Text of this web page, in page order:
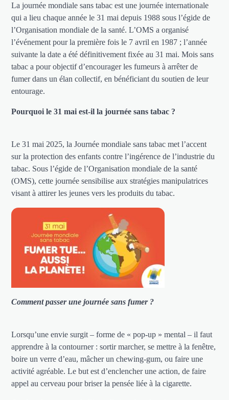
La journée mondiale sans tabac est une journée internationale
qui a lieu chaque année le 31 mai depuis 1988 sous l’égide de
l’Organisation mondiale de la santé. L’OMS a organisé
l’événement pour la première fois le 7 avril en 1987 ; l’année
suivante la date a été définitivement fixée au 31 mai. Mois sans
tabac a pour objectif d’encourager les fumeurs à arrêter de
fumer dans un élan collectif, en bénéficiant du soutien de leur
entourage.
Pourquoi le 31 mai est-il la journée sans tabac ?
Le 31 mai 2025, la Journée mondiale sans tabac met l’accent
sur la protection des enfants contre l’ingérence de l’industrie du
tabac. Sous l’égide de l’Organisation mondiale de la santé
(OMS), cette journée sensibilise aux stratégies manipulatrices
visant à attirer les jeunes vers les produits du tabac.
Comment passer une journée sans fumer ?
Lorsqu’une envie surgit – forme de « pop-up » mental – il faut
apprendre à la contourner : sortir marcher, se mettre à la fenêtre,
boire un verre d’eau, mâcher un chewing-gum, ou faire une
activité agréable. Le but est d’enclencher une action, de faire
appel au cerveau pour briser la pensée liée à la cigarette.